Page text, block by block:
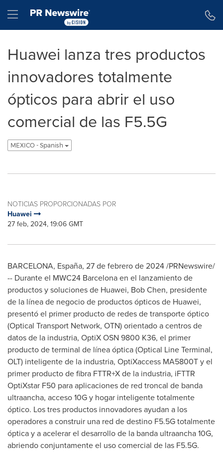
Hamburger menu
Huawei lanza tres productos
innovadores totalmente
ópticos para abrir el uso
comercial de las F5.5G
MEXICO - Spanish
NOTICIAS PROPORCIONADAS POR
Huawei
27 feb, 2024, 19:06 GMT
BARCELONA, España, 27 de febrero de 2024/PRNewswire/
-- Durante el MWC24 Barcelonaen el lanzamiento de
productos y soluciones de Huawei, Bob Chen, presidente
de la línea de negocio de productos ópticos de Huawei,
presentó el primer producto de redes de transporte óptico
(Optical Transport Network, OTN) orientado a centros de
datos de la industria, OptiX OSN 9800 K36, el primer
producto de terminal de línea óptica (Optical Line Terminal,
OLT) inteligente de la industria, OptiXaccess MA5800T y el
primer producto de fibra FTTR+X de la industria, iFTTR
OptiXstar F50 para aplicaciones de red troncal de banda
ultraancha, acceso 10G y hogar inteligente totalmente
óptico. Los tres productos innovadores ayudan a los
operadores a construir una red de destino F5.5G totalmente
óptica y a acelerar el desarrollo de la banda ultraancha 10G,
abriendo conjuntamente el uso comercial de las F5.5G.